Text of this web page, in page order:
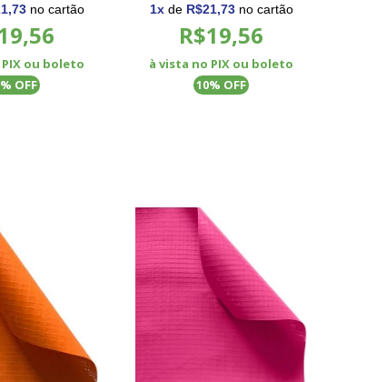
no cartão
ou boleto
% OFF
1xde R$21,73no cartão
R$19,56
à vista no PIX ou boleto
10% OFF